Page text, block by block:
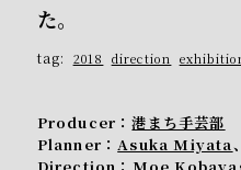
た。
tag: 2018 direction
Producer：港まち手芸部
Planner：Asuka Miyata、